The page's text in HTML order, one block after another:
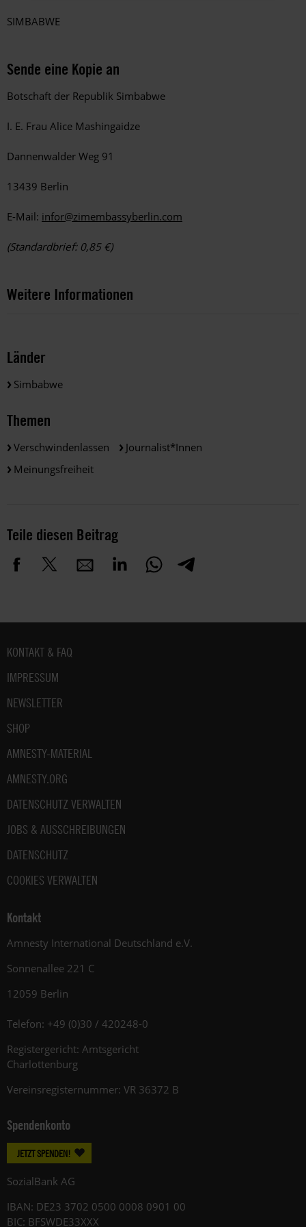
SIMBABWE
Sende eine Kopie an
Botschaft der Republik Simbabwe
I. E. Frau Alice Mashingaidze
Dannenwalder Weg 91
13439 Berlin
E-Mail: infor@zimembassyberlin.com
(Standardbrief: 0,85 €)
Weitere Informationen
Länder
Simbabwe
Themen
Verschwindenlassen
Journalist*innen
Meinungsfreiheit
Teile diesen Beitrag
Fußbereich
KONTAKT & FAQ
IMPRESSUM
NEWSLETTER
SHOP
AMNESTY-MATERIAL
AMNESTY.ORG
DATENSCHUTZ VERWALTEN
JOBS & AUSSCHREIBUNGEN
DATENSCHUTZ
COOKIES VERWALTEN
Kontakt
Amnesty International Deutschland e.V.
Sonnenallee 221 C
12059 Berlin
Telefon: +49 (0)30 / 420248-0
Registergericht: Amtsgericht
Charlottenburg
Vereinsregisternummer: VR 36372 B
Spendenkonto
JETZT SPENDEN!
SozialBank AG
IBAN: DE23 3702 0500 0008 0901 00
BIC: BFSWDE33XXX